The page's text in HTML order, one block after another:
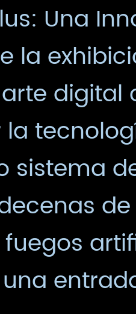
Una
la
digital
la
sistema
fuegos